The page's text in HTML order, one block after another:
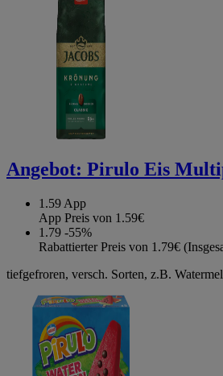
Angebot: Pirulo Eis
1.59 App
App Preis von 1.59€
1.79 -55%
Rabattierter Preis von 1.79€
tiefgefroren, versch. Sorten, z.B.